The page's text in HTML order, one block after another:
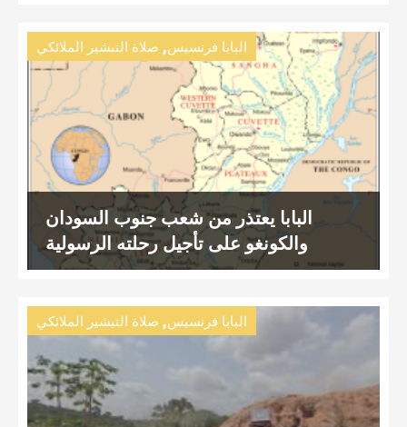
البابا فرنسيس, صلاة التبشير الملائكي
البابا يعتذر من شعب جنوب السودان
والكونغو على تأجيل رحلته الرسولية
البابا فرنسيس, صلاة التبشير الملائكي